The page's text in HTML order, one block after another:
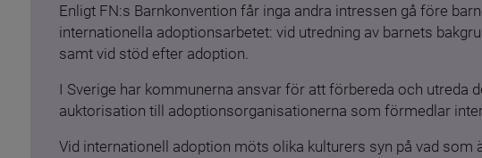
Enligt FN:s Barnkonvention får inga andra intressen gå före
internationella adoptionsarbetet: vid utredning av barnets
samt vid stöd efter adoption.
I Sverige har kommunerna ansvar för att förbereda och
auktorisation till adoptionsorganisationerna som förmedlar
Vid internationell adoption möts olika kulturers syn på vad